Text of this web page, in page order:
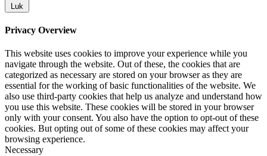
Luk
Privacy Overview
This website uses cookies to improve your experience while you
navigate through the website. Out of these, the cookies that are
categorized as necessary are stored on your browser as they are
essential for the working of basic functionalities of the website. We
also use third-party cookies that help us analyze and understand how
you use this website. These cookies will be stored in your browser
only with your consent. You also have the option to opt-out of these
cookies. But opting out of some of these cookies may affect your
browsing experience.
Necessary